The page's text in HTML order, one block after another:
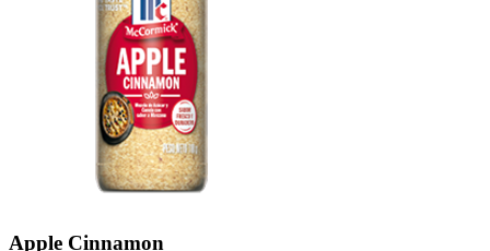
Apple Cinnamon